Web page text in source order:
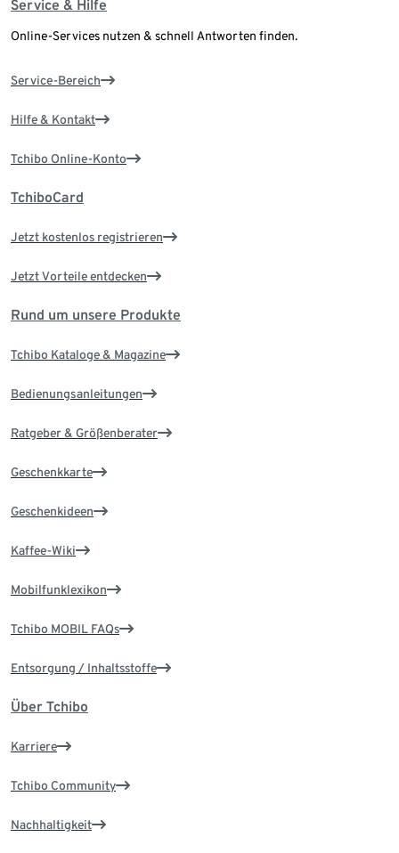
Service & Hilfe
Online-Services nutzen & schnell Antworten finden.
Service-Bereich
Hilfe & Kontakt
Tchibo Online-Konto
TchiboCard
Jetzt kostenlos registrieren
Jetzt Vorteile entdecken
Rund um unsere Produkte
Tchibo Kataloge & Magazine
Bedienungsanleitungen
Ratgeber & Größenberater
Geschenkkarte
Geschenkideen
Kaffee-Wiki
Mobilfunklexikon
Tchibo MOBIL FAQs
Entsorgung / Inhaltsstoffe
Über Tchibo
Karriere
Tchibo Community
Nachhaltigkeit